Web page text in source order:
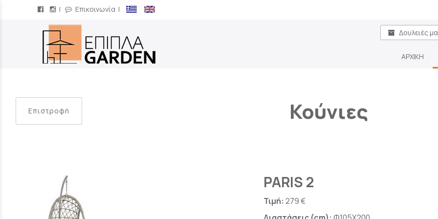
| Επικοινωνία |
Δουλειές
/
ΑΡΧΙΚΗ
Κούνιες
Επιστροφή
PARIS 2
Τιμή: 279 €